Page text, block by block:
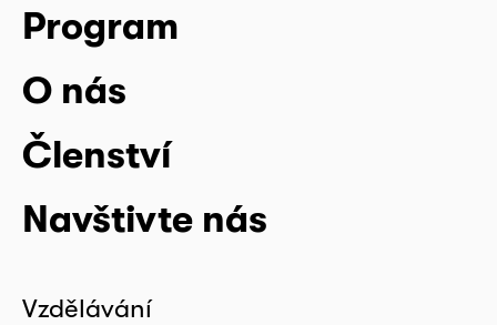
Program
O nás
Členství
Navštivte nás
Vzdělávání